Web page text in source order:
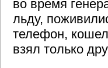
во время
льду,
телефон,
взял только